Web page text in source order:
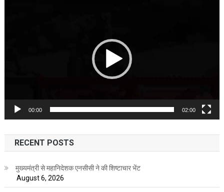
00:00 02:00
RECENT POSTS
मुख्यमंत्री से महानिदेशक एनसीसी ने की शिष्टाचार भेंट
August 6, 2026